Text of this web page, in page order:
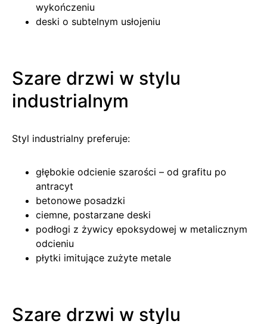
wykończeniu
deski o subtelnym usłojeniu
Szare drzwi w stylu
industrialnym
Styl industrialny preferuje:
głębokie odcienie szarości – od grafitu po
antracyt
betonowe posadzki
ciemne, postarzane deski
podłogi z żywicy epoksydowej w metalicznym
odcieniu
płytki imitujące zużyte metale
Szare drzwi w stylu